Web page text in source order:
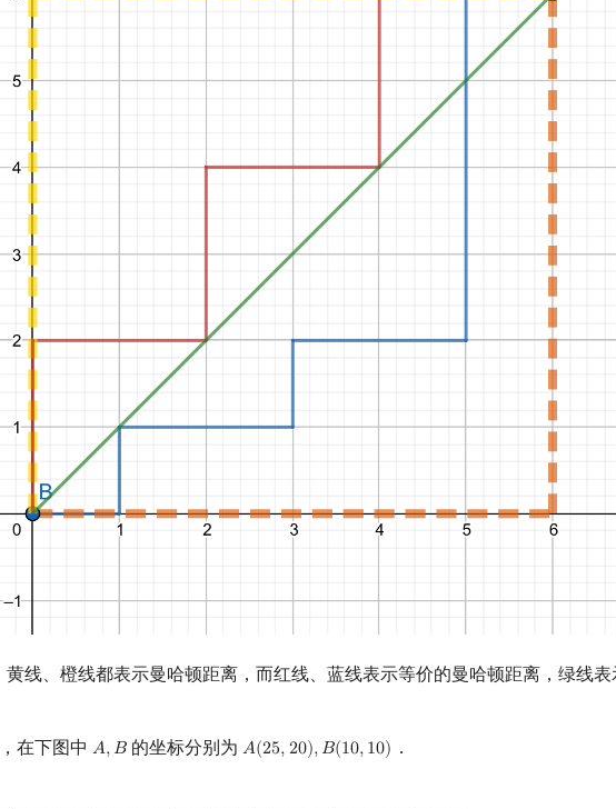
黄线、橙线都表示曼哈顿距离，而红线、蓝线表示等价的曼哈顿距离，绿线表
在下图中 𝐴,𝐵
A,B 的坐标分别为𝐴(25,20),𝐵(10,10)
A(25,20),B (10,10 ) ．